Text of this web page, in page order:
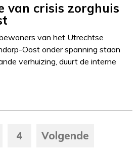
van crisis zorghuis
van het Utrechtse
Oost onder spanning staan
verhuizing, duurt de interne
4 Volgende